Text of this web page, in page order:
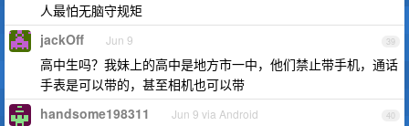
人最怕无脑守规矩
39
jackOff Jun 9
高中生吗？我妹上的高中是地方市一中，他们禁止带手机，通话
手表是可以带的，甚至相机也可以带
40
handsome198311 Jun 9 via Android